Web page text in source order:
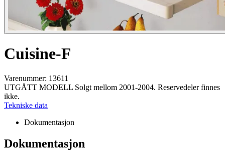
Cuisine-F
Varenummer: 13611
UTGÅTT MODELL Solgt mellom 2001-2004. Reservedeler finnes
ikke.
Tekniske data
Dokumentasjon
Dokumentasjon